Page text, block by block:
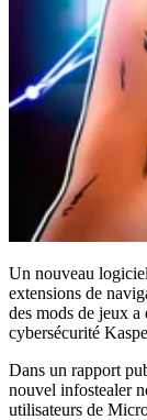
Un nouveau
extensions de
des mods de jeux a
cybersécurité
Dans un rapport
nouvel infostealer
utilisateurs de